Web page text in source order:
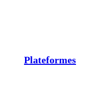
Plateformes